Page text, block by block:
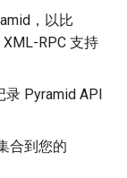
，以比
RPC 支持
录 Pyramid API
合到您的